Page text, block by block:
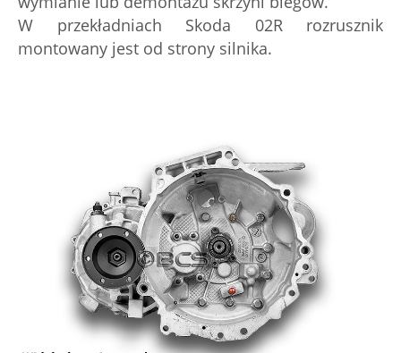
W przekładniach Skoda 02R rozrusznik
montowany jest od strony silnika.